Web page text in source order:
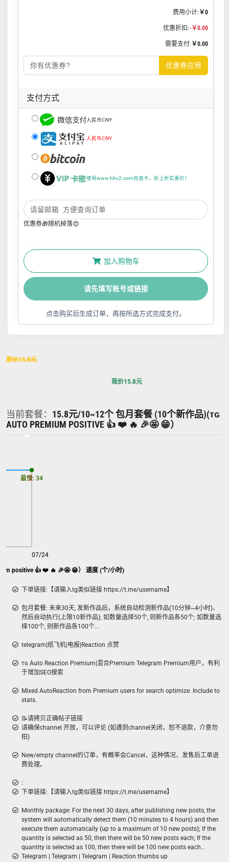
费用小计: ￥0
优惠折扣:-￥0.00
需要支付: ￥0.00
优惠券应用
支付方式
人民币CNY
人民币CNY
使用www.hhc2.com充值卡，折上折实惠价！
优惠券🎁随机掉落😍
加入购物车
请先填写账号或链接
点击购买后生成订单，再按所选方式完成支付。
原价15.8元
现价15.8元
当前套餐： 15.8元/10~12个 包月套餐 (10个新作品)(ᴛɢ
AUTO PREMIUM POSITIVE 👍 ❤️ 🔥 🎉🤩 😁）
(10个新作品)(ᴛɢ Auto Premium positive 👍 ❤️ 🔥 🎉🤩 😁） 速度 (个/小时)
07/24
最慢: 34
最快: 34
下单链接:【请输入tg类似链接 https://t.me/username】
包月套餐: 未来30天, 发新作品后，系统自动检测新作品(10分钟~4小时)、
然后自动执行(上限10新作品); 如数量选择50个, 则新作品各50个; 如数量选
择100个, 则新作品各100个...
telegram|纸飞机|电报|Reaction 点赞
ᴛɢ Auto Reaction Premium|混合Premium Telegram Premium用户，有利
于增加SEO搜索
Mixed AutoReaction from Premium users for search optimize. Include to
stats.
📝请拷贝正确帖子链接
请确保channel 开放，可以评论 (如遇到channel关闭，恕不退款，介意勿
拍)
New/empty channel的订单，有概率会Cancel，这种情况，发售后工单退
费处理。
:
下单链接:【请输入tg类似链接 https://t.me/username】
Monthly package: For the next 30 days, after publishing new posts, the
system will automatically detect them (10 minutes to 4 hours) and then
execute them automatically (up to a maximum of 10 new posts); If the
quantity is selected as 50, then there will be 50 new posts each; If the
quantity is selected as 100, then there will be 100 new posts each..
Telegram | Telegram | Telegram | Reaction thumbs up